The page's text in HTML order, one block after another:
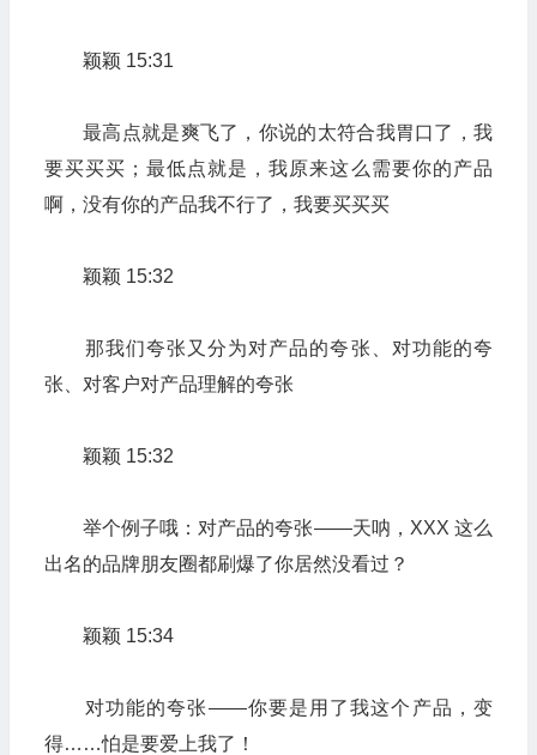
颖颖 15:31
最高点就是爽飞了，你说的太符合我胃口了，我
要买买买；最低点就是，我原来这么需要你的产品
啊，没有你的产品我不行了，我要买买买
颖颖 15:32
那我们夸张又分为对产品的夸张、对功能的夸
张、对客户对产品理解的夸张
颖颖 15:32
举个例子哦：对产品的夸张——天呐，XXX 这么
出名的品牌朋友圈都刷爆了你居然没看过？
颖颖 15:34
对功能的夸张——你要是用了我这个产品，变
得……怕是要爱上我了！